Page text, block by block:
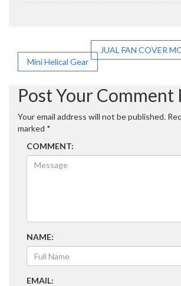
Post
navigation
JUAL FAN COVER
Mini Helical Gear
Post Your Comment
Your email address will not be published.
marked *
COMMENT:
NAME:
EMAIL: